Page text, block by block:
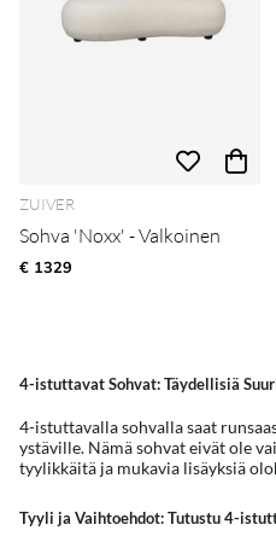
ZUIVER
Sohva 'Noxx' - Valkoinen
€ 1329
4-istuttavat Sohvat: Täydellisiä
4-istuttavalla sohvalla saat
ystäville. Nämä sohvat eivät ole
tyylikkäitä ja mukavia lisäyksiä
Tyyli ja Vaihtoehdot: Tutustu 4-